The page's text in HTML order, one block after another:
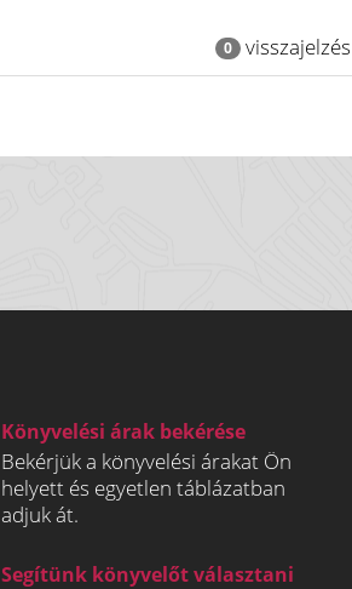
0 visszajelzés
Könyvelési árak bekérése
Bekérjük a könyvelési árakat Ön
helyett és egyetlen táblázatban
adjuk át.
Segítünk könyvelőt választani